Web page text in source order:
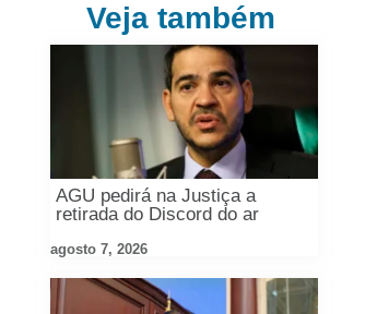
Veja também
AGU pedirá na Justiça a
retirada do Discord do ar
agosto 7, 2026